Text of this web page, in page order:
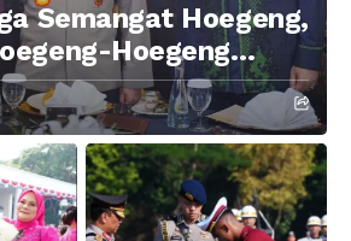
Semangat Hoegeng,
Hoegeng